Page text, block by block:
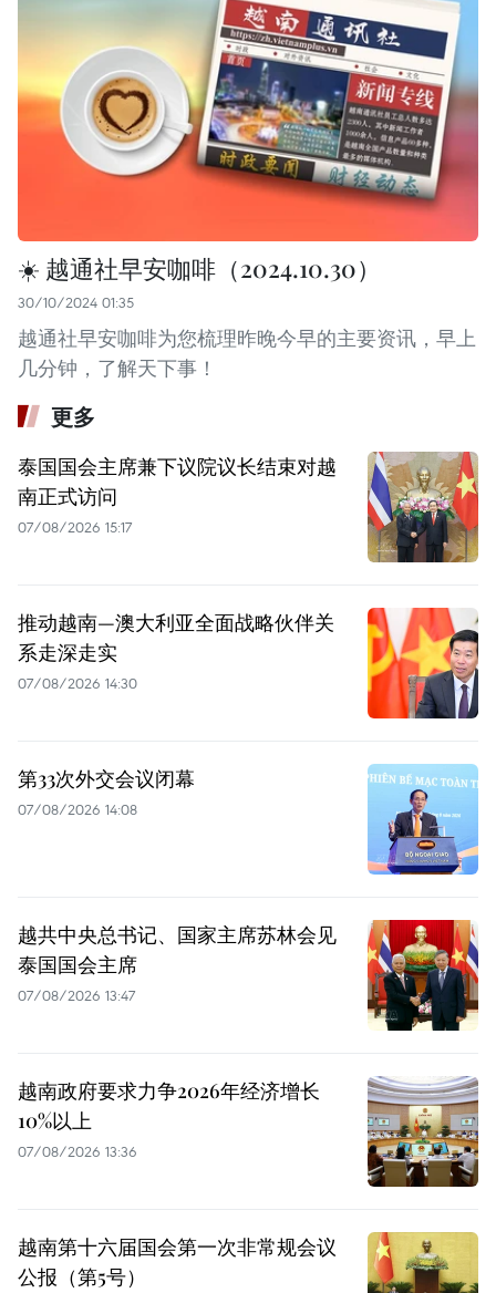
☀️ 越通社早安咖啡（2024.10.30）
30/10/2024 01:35
越通社早安咖啡为您梳理昨晚今早的主要资讯，早上
几分钟，了解天下事！
更多
泰国国会主席兼下议院议长结束对越
南正式访问
07/08/2026 15:17
推动越南—澳大利亚全面战略伙伴关
系走深走实
07/08/2026 14:30
第33次外交会议闭幕
07/08/2026 14:08
越共中央总书记、国家主席苏林会见
泰国国会主席
07/08/2026 13:47
越南政府要求力争2026年经济增长
10%以上
07/08/2026 13:36
越南第十六届国会第一次非常规会议
公报（第5号）